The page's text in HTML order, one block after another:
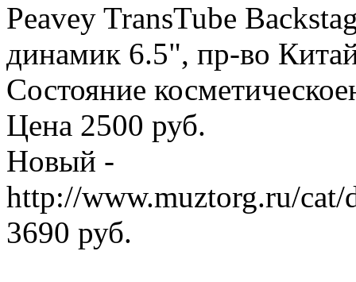
Peavey TransTube
динамик 6.5", пр-во
Состояние
Цена 2500 руб.
Новый -
http://www.muztorg.ru/
3690 руб.